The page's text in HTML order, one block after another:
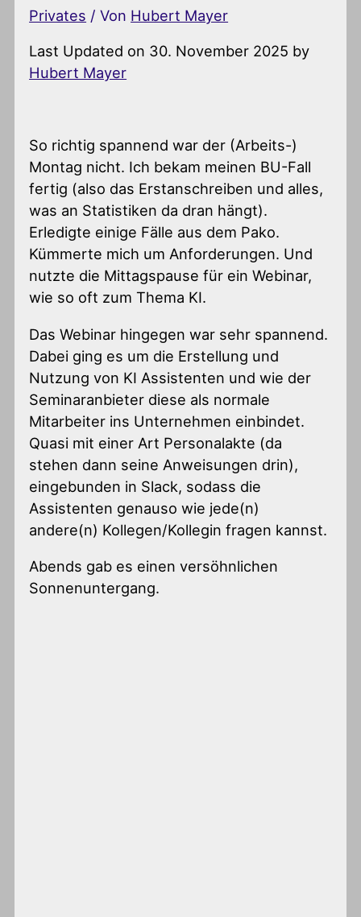
Privates / Von Hubert Mayer
Last Updated on 30. November 2025 by
Hubert Mayer
So richtig spannend war der (Arbeits-)
Montag nicht. Ich bekam meinen BU-Fall
fertig (also das Erstanschreiben und alles,
was an Statistiken da dran hängt).
Erledigte einige Fälle aus dem Pako.
Kümmerte mich um Anforderungen. Und
nutzte die Mittagspause für ein Webinar,
wie so oft zum Thema KI.
Das Webinar hingegen war sehr spannend.
Dabei ging es um die Erstellung und
Nutzung von KI Assistenten und wie der
Seminaranbieter diese als normale
Mitarbeiter ins Unternehmen einbindet.
Quasi mit einer Art Personalakte (da
stehen dann seine Anweisungen drin),
eingebunden in Slack, sodass die
Assistenten genauso wie jede(n)
andere(n) Kollegen/Kollegin fragen kannst.
Abends gab es einen versöhnlichen
Sonnenuntergang.